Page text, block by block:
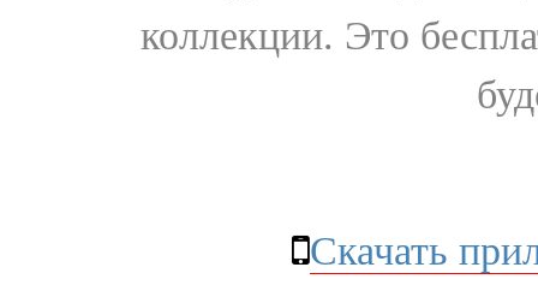
коллекции. Это
Скачать